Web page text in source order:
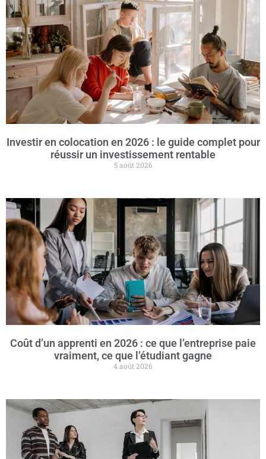
Investir en colocation en 2026 : le guide complet pour
réussir un investissement rentable
5 août 2026
Coût d’un apprenti en 2026 : ce que l’entreprise paie
vraiment, ce que l’étudiant gagne
4 août 2026